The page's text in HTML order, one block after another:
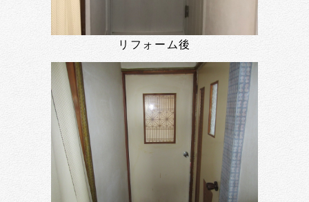
リフォーム後